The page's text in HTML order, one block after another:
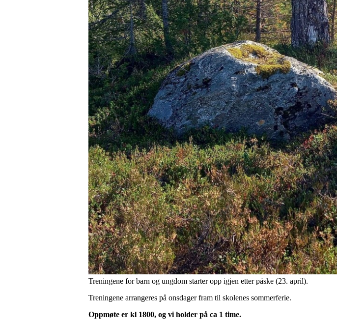
Treningene for barn og ungdom starter opp igjen etter påske (23. april).
Treningene arrangeres på onsdager fram til skolenes sommerferie.
Oppmøte er kl 1800, og vi holder på ca 1 time.